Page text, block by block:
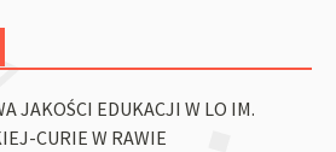
JAKOŚCI EDUKACJI W LO IM.
CURIE W RAWIE